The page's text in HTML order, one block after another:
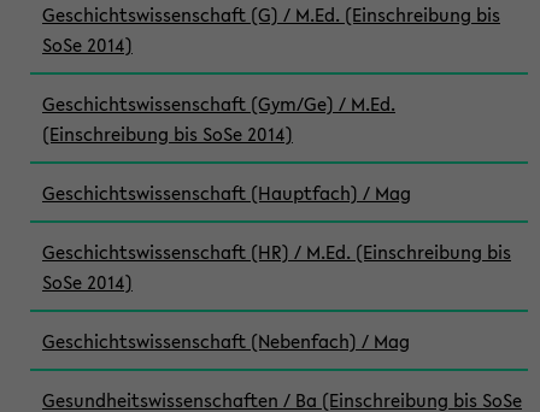
Geschichtswissenschaft (G) / M.Ed. (Einschreibung bis
SoSe 2014)
Geschichtswissenschaft (Gym/Ge) / M.Ed.
(Einschreibung bis SoSe 2014)
Geschichtswissenschaft (Hauptfach) / Mag
Geschichtswissenschaft (HR) / M.Ed. (Einschreibung bis
SoSe 2014)
Geschichtswissenschaft (Nebenfach) / Mag
Gesundheitswissenschaften / Ba (Einschreibung bis SoSe